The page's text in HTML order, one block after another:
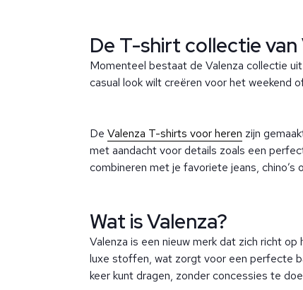
De T-shirt collectie van
Momenteel bestaat de Valenza collectie
casual look wilt creëren voor het weekend
De Valenza T-shirts voor heren zijn
met aandacht voor details zoals een
combineren met je favoriete jeans,
Wat is Valenza?
Valenza is een nieuw merk dat zich richt
luxe stoffen, wat zorgt voor een perfecte
keer kunt dragen, zonder concessies te